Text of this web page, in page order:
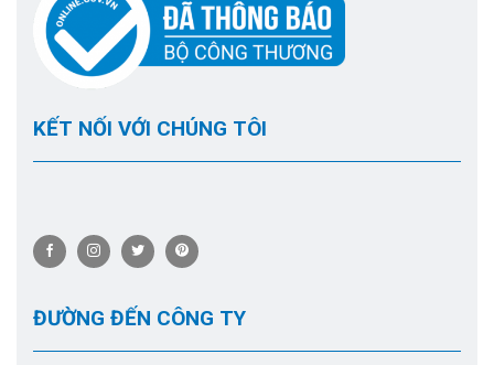
KẾT NỐI VỚI CHÚNG TÔI
ĐƯỜNG ĐẾN CÔNG TY